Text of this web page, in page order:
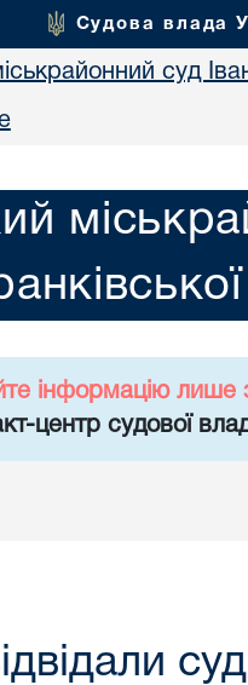
Судова влада
суд
інформацію лише
центр судової